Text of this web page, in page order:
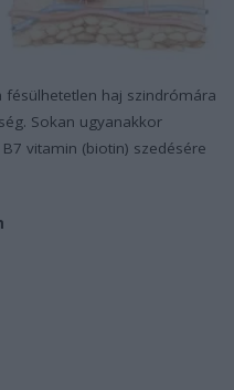
haj szindrómára
Sokan ugyanakkor
vitamin (biotin) szedésére